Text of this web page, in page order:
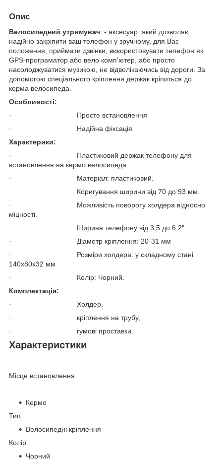
Опис
Велосипедний утримувач - аксесуар, який дозволяє
надійно закріпити ваш телефон у зручному, для Вас
положення, приймати дзвінки, використовувати телефон як
GPS-програматор або вело комп'ютер, або просто
насолоджуватися музикою, не відволікаючись від дороги. За
допомогою спеціального кріплення держак кріпиться до
керма велосипеда.
Особливості:
· Просте встановлення
· Надійна фіксація
Характерики:
· Пластиковий держак телефону для
встановлення на кермо велосипеда.
· Матеріал: пластиковий.
· Коригування ширини від 70 до 93 мм.
· Можливість повороту холдера відносно
міцності.
· Ширина телефону від 3,5 до 6,2".
· Діаметр кріплення: 20-31 мм
· Розміри холдера: у складному стані
140x80x32 мм
· Колір: Чорний.
Комплектація:
· Холдер,
· кріплення на трубу,
· гумові проставки.
Характеристики
Місце встановлення
Кермо
Тип
Велосипедні кріплення
Колір
Чорний